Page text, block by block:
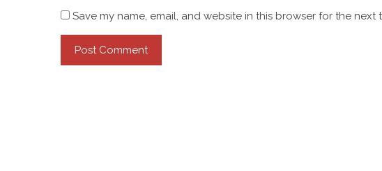
Save my name, email, and website in this browser for the next